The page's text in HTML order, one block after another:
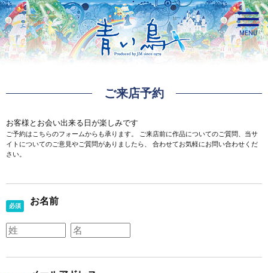
ご来店予約
お客様とお会い出来る日が楽しみです
ご予約はこちらのフォームからも承ります。
ご来店前に作品についてのご質問、当サ
イトについてのご意見やご質問がありましたら、
合わせてお気軽にお問い合わせくだ
さい。
必須 お名前